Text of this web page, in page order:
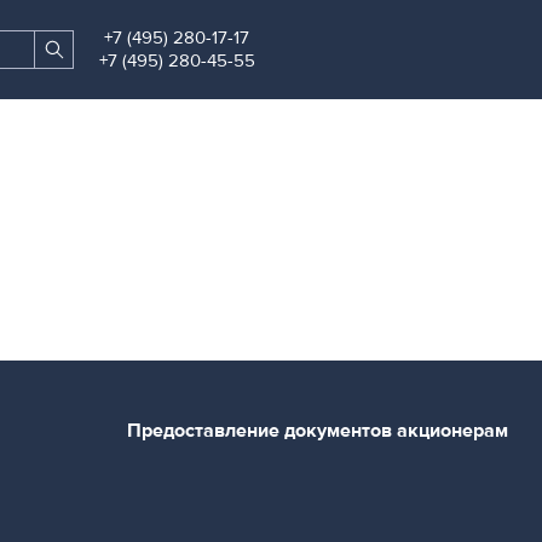
Search
site
Find
+7 (495) 280-17-17
+7 (495) 280-45-55
Предоставление документов акционерам